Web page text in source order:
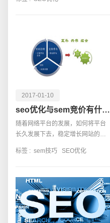
虽然是一种较好的推广方式，但是
2017-01-10
seo优化与sem竞价有什么联系与区别
随着网络平台的发展，如何将平台
长久发展下去，稳定增长网站的流
问题。提升网站排名，能够很大程
标签 : sem技巧 SEO优化
电话